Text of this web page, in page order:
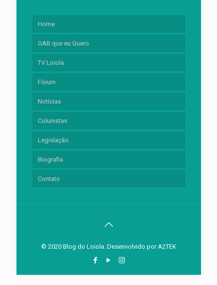
Home
OAB que eu Quero
TV Loiola
Fórum
Notícias
Colunistas
Legislação
Biografia
Contato
© 2020 Blog do Loiola. Desenvolvido por A2TEK